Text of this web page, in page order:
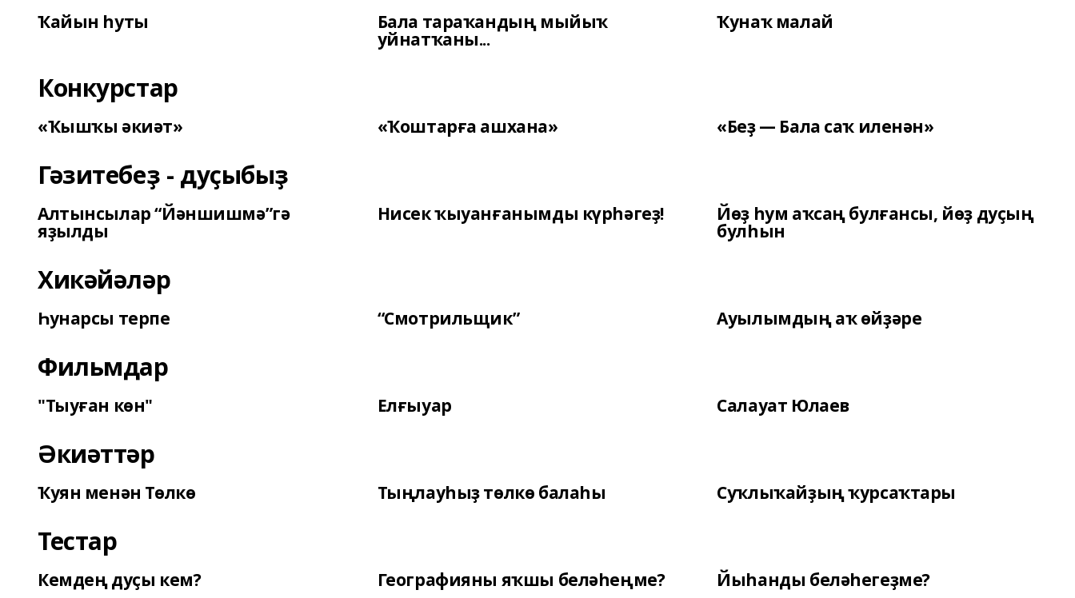
Ҡайын һуты Бала тараҡандың мыйыҡ
уйнатҡаны...
Ҡунаҡ малай
Конкурстар
«Ҡышҡы әкиәт» «Ҡоштарға ашхана» «Беҙ — Бала саҡ иленән»
Гәзитебеҙ - дуҫыбыҙ
Алтынсылар “Йәншишмә”гә
яҙылды
Нисек ҡыуанғанымды күрһәгеҙ! Йөҙ һум аҡсаң булғансы, йөҙ дуҫың
булһын
Хикәйәләр
Һунарсы терпе “Смотрильщик” Ауылымдың аҡ өйҙәре
Фильмдар
"Тыуған көн" Елғыуар Салауат Юлаев
Әкиәттәр
Ҡуян менән Төлкө Тыңлауһыҙ төлкө балаһы Суҡлыҡайҙың ҡурсаҡтары
Тестар
Кемдең дуҫы кем? Географияны яҡшы беләһеңме? Йыһанды беләһегеҙме?